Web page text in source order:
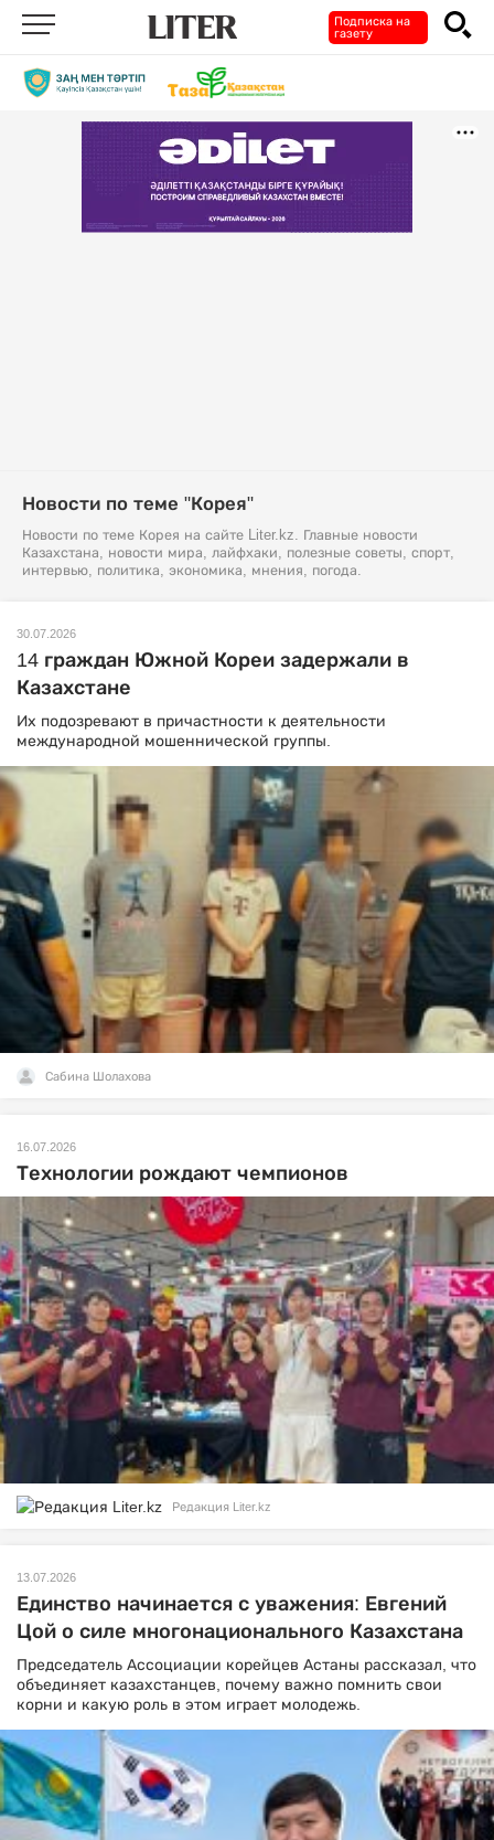
Подписка на
газету
Новости по теме "Корея"
Новости по теме Корея на сайте Liter.kz. Главные новости
Казахстана, новости мира, лайфхаки, полезные советы, спорт,
интервью, политика, экономика, мнения, погода.
30.07.2026
14 граждан Южной Кореи задержали в
Казахстане
Их подозревают в причастности к деятельности
международной мошеннической группы.
Сабина Шолахова
16.07.2026
Технологии рождают чемпионов
Редакция Liter.kz
13.07.2026
Единство начинается с уважения: Евгений
Цой о силе многонационального Казахстана
Председатель Ассоциации корейцев Астаны рассказал, что
объединяет казахстанцев, почему важно помнить свои
корни и какую роль в этом играет молодежь.